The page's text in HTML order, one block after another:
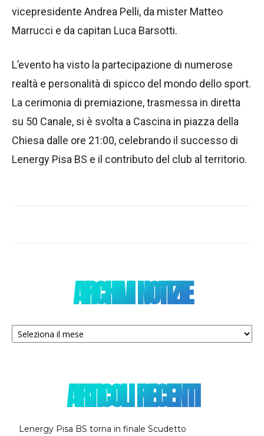
vicepresidente Andrea Pelli, da mister Matteo
Marrucci e da capitan Luca Barsotti.
L’evento ha visto la partecipazione di numerose
realtà e personalità di spicco del mondo dello sport.
La cerimonia di premiazione, trasmessa in diretta
su 50 Canale, si è svolta a Cascina in piazza della
Chiesa dalle ore 21:00, celebrando il successo di
Lenergy Pisa BS e il contributo del club al territorio.
ARCHIVI NOTIZIE
Archivi
notizie
ARTICOLI RECENTI
Lenergy Pisa BS torna in finale Scudetto